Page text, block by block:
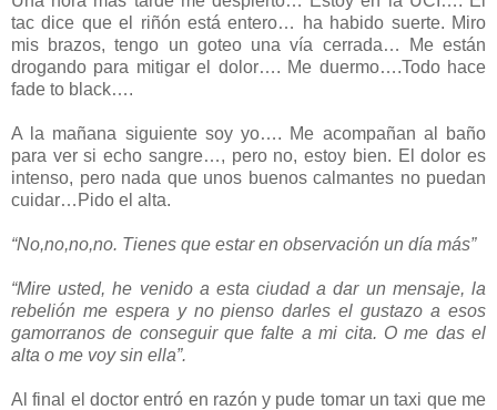
tac dice que el riñón está entero… ha habido suerte. Miro
mis brazos, tengo un goteo una vía cerrada… Me están
drogando para mitigar el dolor…. Me duermo….Todo hace
fade to black….
A la mañana siguiente soy yo…. Me acompañan al baño
para ver si echo sangre…, pero no, estoy bien. El dolor es
intenso, pero nada que unos buenos calmantes no puedan
cuidar…Pido el alta.
“No,no,no,no. Tienes que estar en observación un día más”
“Mire usted, he venido a esta ciudad a dar un mensaje, la
rebelión me espera y no pienso darles el gustazo a esos
gamorranos de conseguir que falte a mi cita. O me das el
alta o me voy sin ella”.
Al final el doctor entró en razón y pude tomar un taxi que me